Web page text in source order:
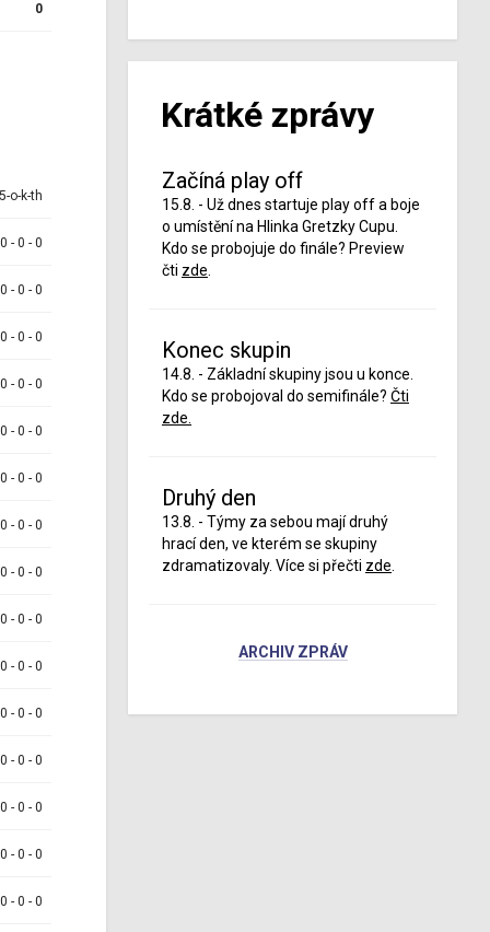
0
o-k-th
- 0 - 0
- 0 - 0
- 0 - 0
- 0 - 0
- 0 - 0
- 0 - 0
- 0 - 0
- 0 - 0
- 0 - 0
- 0 - 0
- 0 - 0
- 0 - 0
- 0 - 0
- 0 - 0
- 0 - 0
Krátké zprávy
Začíná play off
15.8. - Už dnes startuje play off a boje
o umístění na Hlinka Gretzky Cupu.
Kdo se probojuje do finále? Preview
čti zde
Konec skupin
14.8. - Základní skupiny jsou u konce.
Kdo se probojoval do semifinále? Čti
zde.
Druhý den
13.8. - Týmy za sebou mají druhý
hrací den, ve kterém se skupiny
zdramatizovaly. Více si přečti zde
ARCHIV ZPRÁV